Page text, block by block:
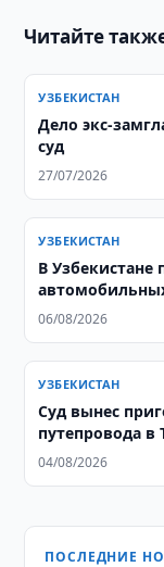
Читайте
УЗБЕКИСТАН
Дело экс-
суд
27/07/2026
УЗБЕКИСТАН
В Узбекистане
06/08/2026
УЗБЕКИСТАН
Суд вынес
путепровода в
04/08/2026
ПОСЛЕДНИЕ